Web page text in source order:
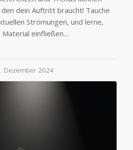
dein Auftritt braucht! Tauche
Strömungen, und lerne,
Material einfließen…
Dezember 2024